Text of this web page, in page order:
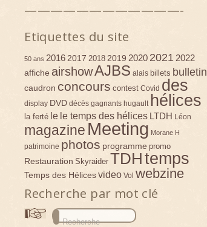
————————————-
Etiquettes du site
50 ans 2016 2017 2018 2019 2020 2021 2022
affiche airshowAJBS alais billets bulletin
caudron concours contest Covid des
display DVD décès gagnants hugault hélices
la ferté le le temps des hélices LTDH Léon
magazine Meeting Morane H
patrimoine photos programme promo
Restauration Skyraider TDHtemps
Temps des Hélicesvideo Vol webzine
Recherche par mot clé